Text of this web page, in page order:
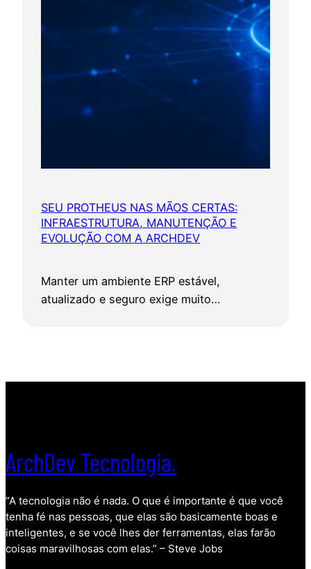
SEU PROTHEUS NAS MÃOS CERTAS:
INFRAESTRUTURA, MANUTENÇÃO E
EVOLUÇÃO COM A ARCHDEV
Manter um ambiente ERP estável,
atualizado e seguro exige muito…
ArchDev Tecnologia.
“A tecnologia não é nada. O que é importante é que você
tenha fé nas pessoas, que elas são basicamente boas e
inteligentes, e se você lhes der ferramentas, elas farão
coisas maravilhosas com elas.” – Steve Jobs